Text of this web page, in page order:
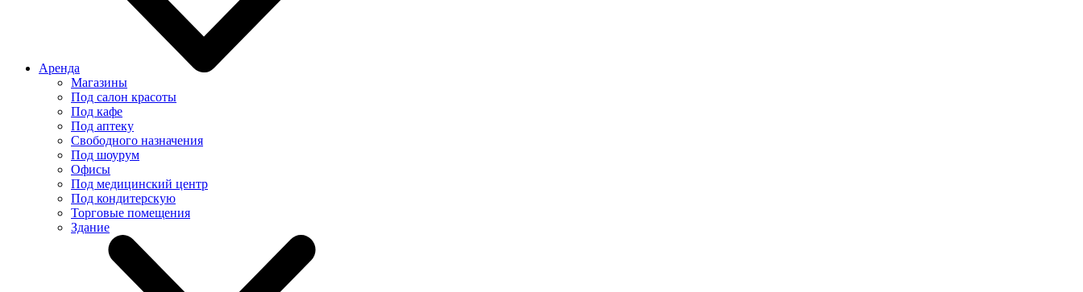
Аренда
Магазины
Под салон красоты
Под кафе
Под аптеку
Свободного назначения
Под шоурум
Офисы
Под медицинский центр
Под кондитерскую
Торговые помещения
Здание